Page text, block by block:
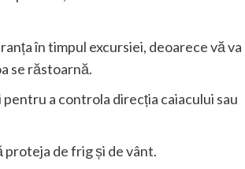
în timpul excursiei, deoarece vă va
se răstoarnă.
a controla direcția caiacului sau
proteja de frig și de vânt.